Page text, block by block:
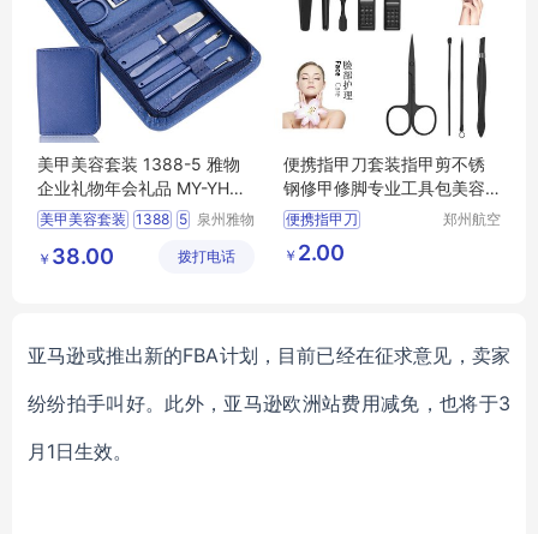
美甲美容套装 1388-5 雅物
企业礼物年会礼品 MY-YHG
M-L5-09
美甲美容套装 1388 5
MY YHGM
泉州雅物
公司
￥ 38.00 拨打电话
便携指甲刀套装指甲剪不锈
钢修甲修脚专业工具包美容
美甲印字logo
便携指甲刀
指甲剪不锈钢
修甲修脚专业工具
郑州航空
￥ 2.00
亚马逊或推出新的FBA计划，目前已经在征求意见，卖家
纷纷拍手叫好。此外，亚马逊欧洲站费用减免，也将于3
月1日生效。